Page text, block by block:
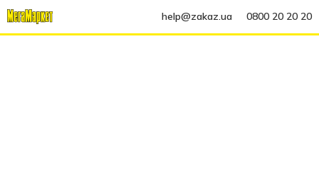
help@zakaz.ua 0800 20 20 20